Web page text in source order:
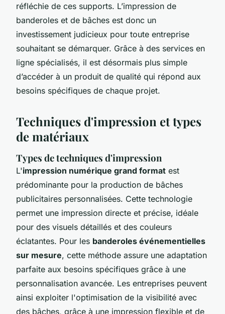
réfléchie de ces supports. L’impression de
banderoles et de bâches est donc un
investissement judicieux pour toute entreprise
souhaitant se démarquer. Grâce à des services en
ligne spécialisés, il est désormais plus simple
d’accéder à un produit de qualité qui répond aux
besoins spécifiques de chaque projet.
Techniques d'impression et types
de matériaux
Types de techniques d'impression
L'impression numérique grand format est
prédominante pour la production de bâches
publicitaires personnalisées. Cette technologie
permet une impression directe et précise, idéale
pour des visuels détaillés et des couleurs
éclatantes. Pour les banderoles événementielles
sur mesure, cette méthode assure une adaptation
parfaite aux besoins spécifiques grâce à une
personnalisation avancée. Les entreprises peuvent
ainsi exploiter l'optimisation de la visibilité avec
des bâches, grâce à une impression flexible et de